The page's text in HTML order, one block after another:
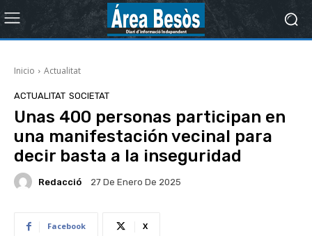
Inicio Actualitat
ACTUALITAT SOCIETAT
Unas 400 personas participan en
una manifestación vecinal para
decir basta a la inseguridad
Redacció 27 De Enero De 2025
Facebook X